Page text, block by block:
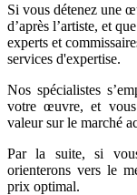
Si vous détenez une
d’après l’artiste, et
experts et
services d'expertise.
Nos spécialistes
votre œuvre, et vous
valeur sur le marché
Par la suite, si
orienterons vers le
prix optimal.